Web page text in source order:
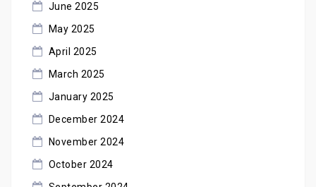
June 2025
May 2025
April 2025
March 2025
January 2025
December 2024
November 2024
October 2024